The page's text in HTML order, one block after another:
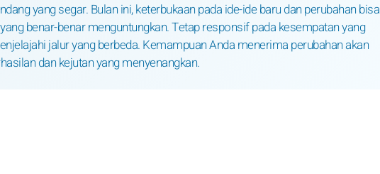
yang segar. Bulan ini, keterbukaan pada ide-ide baru dan perubahan bisa
benar-benar menguntungkan. Tetap responsif pada kesempatan yang
jalur yang berbeda. Kemampuan Anda menerima perubahan akan
dan kejutan yang menyenangkan.